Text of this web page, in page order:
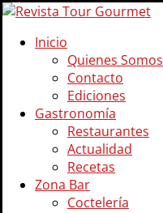
Inicio
Quienes Somos
Contacto
Ediciones
Gastronomía
Restaurantes
Actualidad
Recetas
Zona Bar
Coctelería